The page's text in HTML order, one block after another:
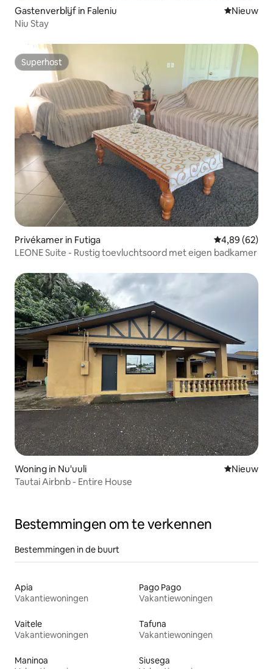
Gastenverblijf in Faleniu Nieuwe
Nieuw
Niu Stay
Superhost
Superhost
Privékamer in Futiga Gemiddelde
4,89 (62)
LEONE Suite - Rustig toevluchtsoord met eigen badkamer
Woning in Nu'uuli Nieuwe
Nieuw
Tautai Airbnb - Entire House
Bestemmingen om te verkennen
Bestemmingen in de buurt
Apia
Vakantiewoningen
Pago Pago
Vakantiewoningen
Vaitele
Vakantiewoningen
Tafuna
Vakantiewoningen
Maninoa
Siusega